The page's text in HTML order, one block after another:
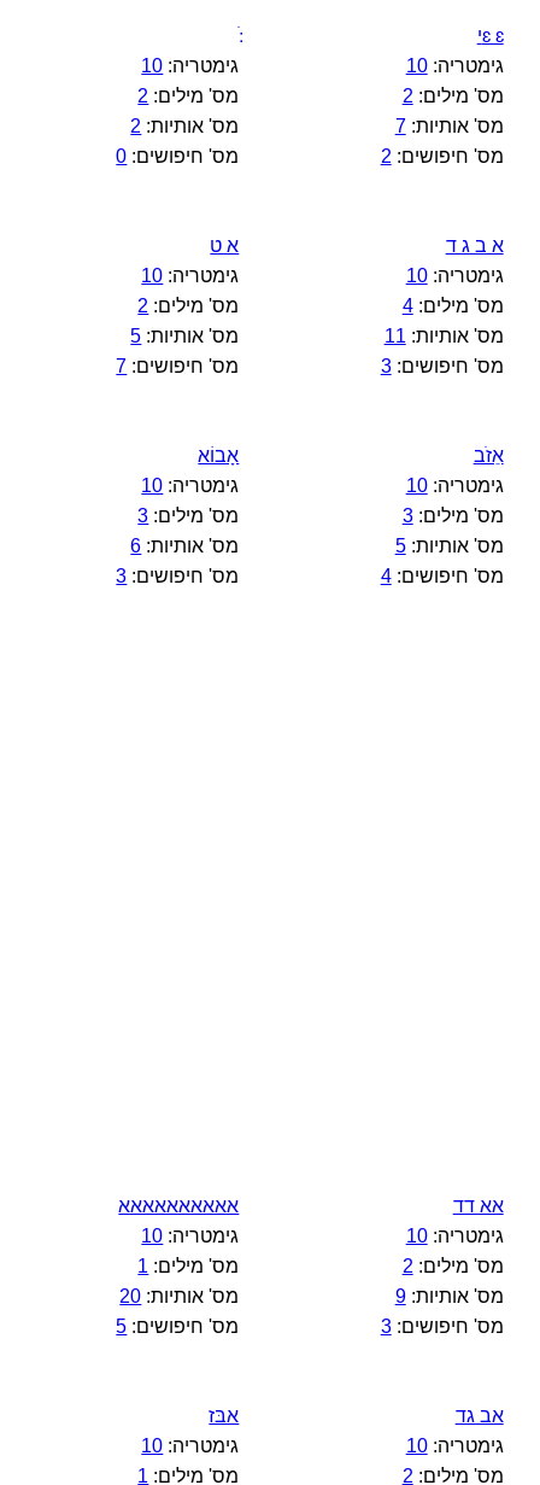
ɛ ɛי
גימטריה:10
מס' מילים: 2
מס' אותיות:7
מס' חיפושים: 2
גימטריה: 10
מס' מילים: 2
מס' אותיות: 2
מס' חיפושים: 0
א ב ג ד
גימטריה:10
מס' מילים:4
מס' אותיות: 11
מס' חיפושים:3
א ט
גימטריה: 10
מס' מילים: 2
מס' אותיות: 5
מס' חיפושים: 7
אֵזֹב
גימטריה:10
מס' מילים:3
מס' אותיות:5
מס' חיפושים:4
אָבוֹא
גימטריה: 10
מס' מילים: 3
מס' אותיות: 6
מס' חיפושים: 3
אא דד
גימטריה:10
מס' מילים: 2
מס' אותיות:9
מס' חיפושים:3
אאאאאאאאאא
גימטריה: 10
מס' מילים: 1
מס' אותיות: 20
מס' חיפושים: 5
אב גד
גימטריה:10
מס' מילים: 2
אבּז
גימטריה: 10
מס' מילים: 1